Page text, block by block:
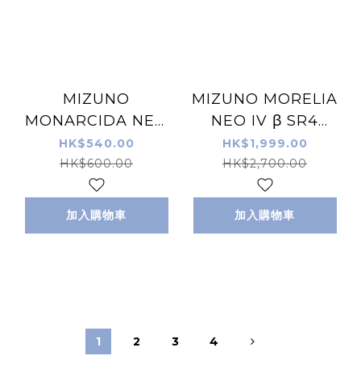
MIZUNO
MONARCIDA NEO
III SELECT AG 25SS
仿草/草地足球鞋 銀色
HK$540.00
HK$600.00
加入購物車
MIZUNO MORELIA
NEO IV β SR4
JAPAN 24FW 草地
足球鞋 全球限量版白
色
HK$1,999.00
HK$2,700.00
加入購物車
1 2 3 4